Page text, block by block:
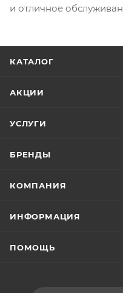
и отличное
КАТАЛОГ
АКЦИИ
УСЛУГИ
БРЕНДЫ
КОМПАНИЯ
ИНФОРМАЦИЯ
ПОМОЩЬ